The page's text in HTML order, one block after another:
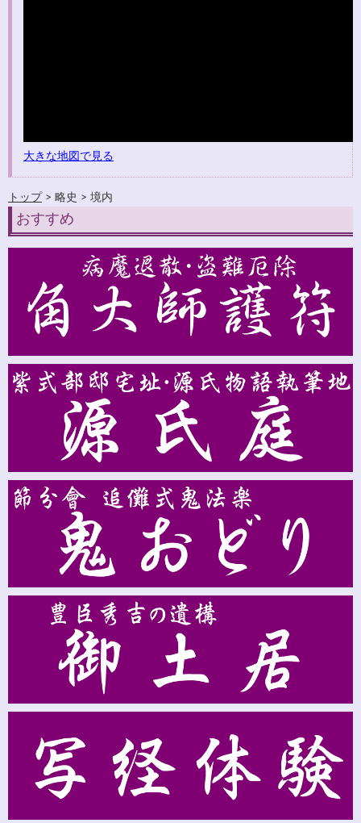
大きな地図で見る
トップ > 略史 > 境内
おすすめ